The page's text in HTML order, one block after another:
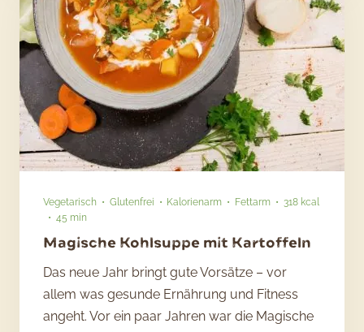
Vegetarisch Glutenfrei Kalorienarm Fettarm
318 kcal
45 min
Magische Kohlsuppe mit Kartoffeln
Das neue Jahr bringt gute Vorsätze – vor
allem was gesunde Ernährung und Fitness
angeht. Vor ein paar Jahren war die Magische